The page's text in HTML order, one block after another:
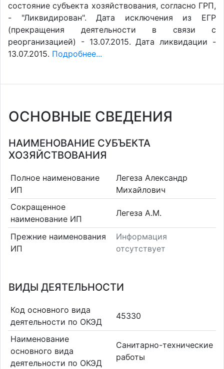
состояние субъекта хозяйствования, согласно ГРП,
- "Ликвидирован". Дата исключения из ЕГР
(прекращения деятельности в связи с
реорганизацией) - 13.07.2015. Дата ликвидации -
13.07.2015. Подробнее...
ОСНОВНЫЕ СВЕДЕНИЯ
НАИМЕНОВАНИЕ СУБЪЕКТА
ХОЗЯЙСТВОВАНИЯ
Полное наименование
ИП
Легеза Александр
Михайлович
Сокращенное
наименование ИП
Легеза А.М.
Прежние наименования
ИП
Информация
отсутствует
ВИДЫ ДЕЯТЕЛЬНОСТИ
Код основного вида
деятельности по ОКЭД
45330
Наименование
основного вида
деятельности по ОКЭД
Санитарно-технические
работы